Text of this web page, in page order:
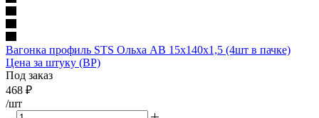
Вагонка профиль STS Ольха АB 15x140x1,5 (4шт в пачке)
Цена за штуку (ВР)
Под заказ
468 ₽
/шт